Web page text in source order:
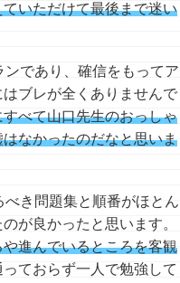
いただけて最後まで迷い
であり、確信をもってア
ブレが全くありませんで
すべて山口先生のおっしゃ
なかったのだなと思いま
き問題集と順番がほとん
が良かったと思います。
進んでいるところを客観
ておらず⼀⼈で勉強して